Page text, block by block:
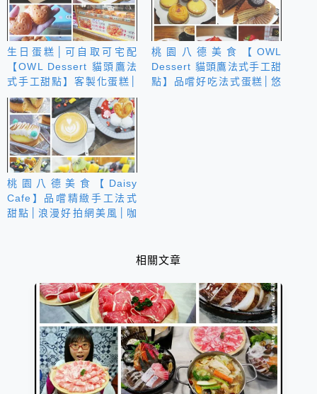
生日蛋糕│可自取可宅配
【OWL Dessert 貓頭鷹法
式手工甜點】客製化蛋糕│
角落生物塔
桃園八德美食【OWL
Dessert 貓頭鷹法式手工甜
點】品嚐好吃法式蛋糕│悠
桃園八德美食【Daisy
Cafe】品嚐精緻手工法式
甜點│浪漫好拍網美風│咖
相關文章